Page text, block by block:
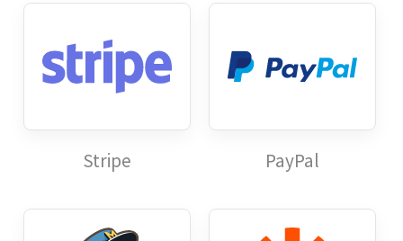
Stripe PayPal